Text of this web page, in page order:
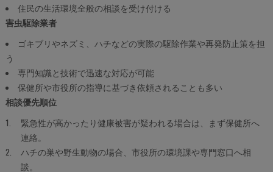
住民の生活環境全般の相談を受け付ける
害虫駆除業者
ゴキブリやネズミ、ハチなどの実際の駆除作業や再発防止策を担
う
専門知識と技術で迅速な対応が可能
保健所や市役所の指導に基づき依頼されることも多い
相談優先順位
緊急性が高かったり健康被害が疑われる場合は、まず保健所へ
連絡。
ハチの巣や野生動物の場合、市役所の環境課や専門窓口へ相
談。